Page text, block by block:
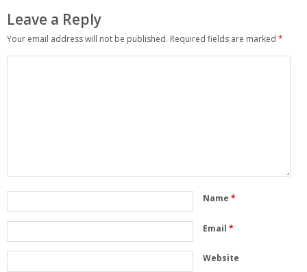
Leave a Reply
Your email address will not be published. Required fields are marked *
Name *
Email *
Website